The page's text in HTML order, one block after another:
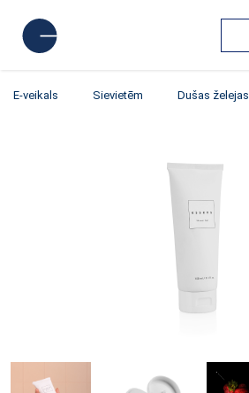
E-veikals Sievietēm Dušas želejas